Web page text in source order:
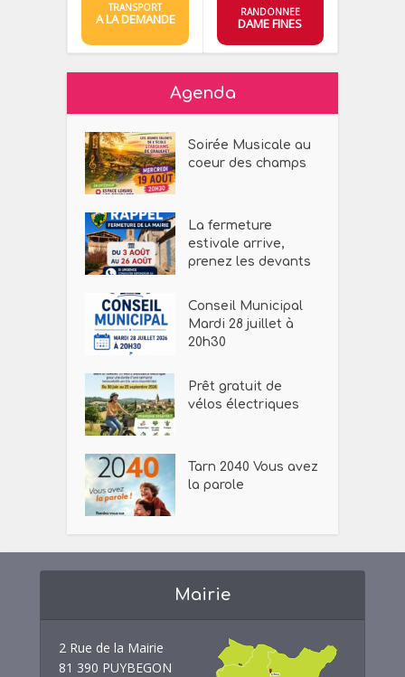
TRANSPORT
A LA DEMANDE RANDONNEE
DAME FINES
Agenda
Soirée Musicale au
coeur des champs
La fermeture
estivale arrive,
prenez les devants
Conseil Municipal
Mardi 28 juillet à
20h30
Prêt gratuit de
vélos électriques
Tarn 2040 Vous avez
la parole
Mairie
2 Rue de la Mairie
81 390 PUYBEGON